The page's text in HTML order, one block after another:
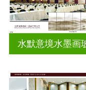
水默意境水墨画